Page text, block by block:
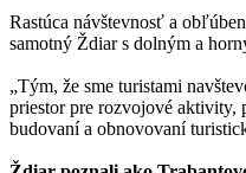
Rastúca návštevnosť a
samotný Ždiar s dolným a
„Tým, že sme turistami
priestor pre rozvojové aktivity,
budovaní a obnovovaní